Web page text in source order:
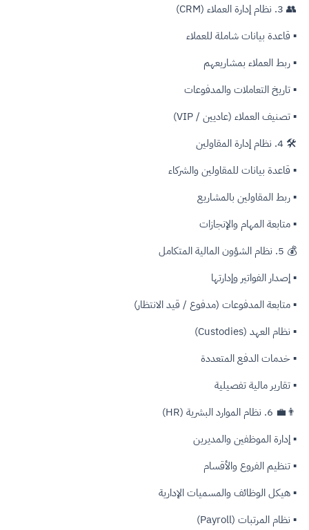
👥 3. نظام إدارة العملاء (CRM)
▪ قاعدة بيانات شاملة للعملاء
▪ ربط العملاء بمشاريعهم
▪ تاريخ التعاملات والمدفوعات
▪ تصنيف العملاء (عاديين / VIP)
🛠️ 4. نظام إدارة المقاولين
▪ قاعدة بيانات للمقاولين والشركاء
▪ ربط المقاولين بالمشاريع
▪ متابعة المهام والإنجازات
💰 5. نظام الشؤون المالية المتكامل
▪ إصدار الفواتير وإدارتها
▪ متابعة المدفوعات (مدفوع / قيد الانتظار)
▪ نظام العهد (Custodies)
▪ خدمات الدفع المتعددة
▪ تقارير مالية تفصيلية
👨‍💼 6. نظام الموارد البشرية (HR)
▪ إدارة الموظفين والمديرين
▪ تنظيم الفروع والأقسام
▪ هيكل الوظائف والمسميات الإدارية
▪ نظام المرتبات (Payroll)